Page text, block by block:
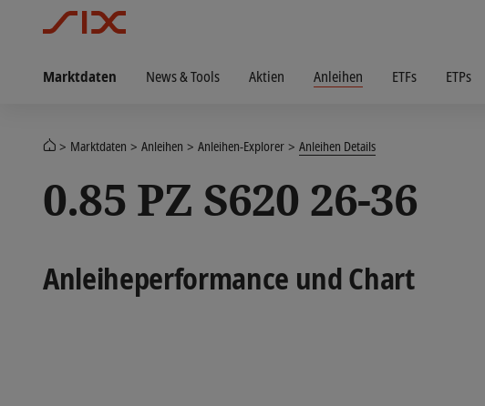
Marktdaten News & Tools Aktien Anleihen ETFs ETPs
Marktdaten Anleihen Anleihen-Explorer Anleihen Details
0.85 PZ S620 26-36
Anleiheperformance und Chart